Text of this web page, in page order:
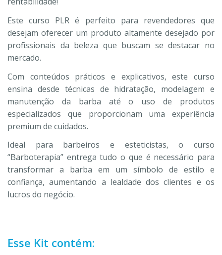
Este curso PLR é perfeito para revendedores que
desejam oferecer um produto altamente desejado por
profissionais da beleza que buscam se destacar no
mercado.
Com conteúdos práticos e explicativos, este curso
ensina desde técnicas de hidratação, modelagem e
manutenção da barba até o uso de produtos
especializados que proporcionam uma experiência
premium de cuidados.
Ideal para barbeiros e esteticistas, o curso
“Barboterapia” entrega tudo o que é necessário para
transformar a barba em um símbolo de estilo e
confiança, aumentando a lealdade dos clientes e os
lucros do negócio.
Esse Kit contém: